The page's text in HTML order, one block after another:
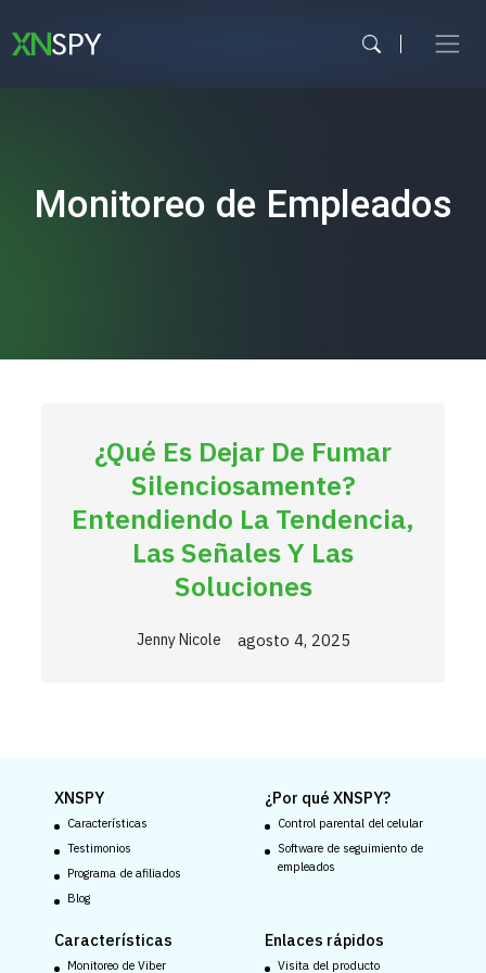
contenido
Monitoreo de Empleados
¿Qué Es Dejar De Fumar
Silenciosamente?
Entendiendo La Tendencia,
Las Señales Y Las
Soluciones
Jenny Nicole agosto 4, 2025
XNSPY
Características
Testimonios
Programa de afiliados
Blog
¿Por qué XNSPY?
Control parental del celular
Software de seguimiento de
empleados
Características
Monitoreo de Viber
Enlaces rápidos
Visita del producto